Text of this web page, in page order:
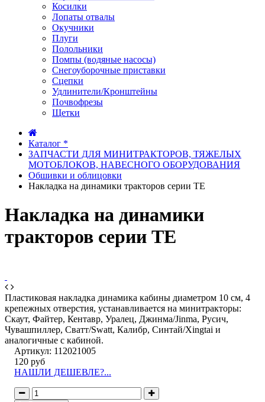
Косилки
Лопаты отвалы
Окучники
Плуги
Полольники
Помпы (водяные насосы)
Снегоуборочные приставки
Сцепки
Удлинители/Кронштейны
Почвофрезы
Щетки
Каталог *
ЗАПЧАСТИ ДЛЯ МИНИТРАКТОРОВ, ТЯЖЕЛЫХ
МОТОБЛОКОВ, НАВЕСНОГО ОБОРУДОВАНИЯ
Обшивки и облицовки
Накладка на динамики тракторов серии TE
Накладка на динамики
тракторов серии TE
Пластиковая накладка динамика кабины диаметром 10 см, 4
крепежных отверстия, устанавливается на минитракторы:
Скаут, Файтер, Кентавр, Уралец, Джинма/Jinma, Русич,
Чувашпиллер, Сватт/Swatt, Калибр, Синтай/Xingtai и
аналогичные с кабиной.
Артикул: 112021005
120 руб
НАШЛИ ДЕШЕВЛЕ?...